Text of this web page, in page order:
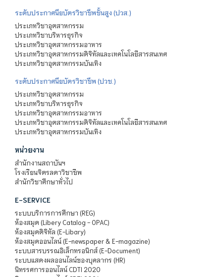
ระดับประกาศนียบัตรวิชาชีพชั้นสูง (ปวส.)
ประเภทวิชาอุตสาหกรรม
ประเภทวิชาบริหารธุรกิจ
ประเภทวิชาอุตสาหกรรมอาหาร
ประเภทวิชาอุตสาหกรรมดิจิทัลและเทคโนโลยีสารสนเทศ
ประเภทวิชาอุตสาหกรรมบันเทิง
ระดับประกาศนียบัตรวิชาชีพ (ปวช.)
ประเภทวิชาอุตสาหกรรม
ประเภทวิชาบริหารธุรกิจ
ประเภทวิชาอุตสาหกรรมอาหาร
ประเภทวิชาอุตสาหกรรมดิจิทัลและเทคโนโลยีสารสนเทศ
ประเภทวิชาอุตสาหกรรมบันเทิง
หน่วยงาน
สำนักงานสถาบันฯ
โรงเรียนจิตรลดาวิชาชีพ
สำนักวิชาศึกษาทั่วไป
E-SERVICE
ระบบบริการการศึกษา (REG)
ห้องสมุด (Libery Catalog - OPAC)
ห้องสมุดดิจิทัล (E-Libary)
ห้องสมุดออนไลน์ (E-newspaper & E-magazine)
ระบบสารบรรณอิเล็กทรอนิกส์ (E-Document)
ระบบแสดงผลออนไลน์ของบุคลากร (HR)
นิทรรศการออนไลน์ CDTI 2020